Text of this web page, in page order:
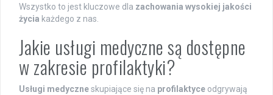
Wszystko to jest kluczowe dla zachowania wysokiej jakości
życia każdego z nas.
Jakie usługi medyczne są dostępne
w zakresie profilaktyki?
Usługi medyczneskupiające się na profilaktyce odgrywają